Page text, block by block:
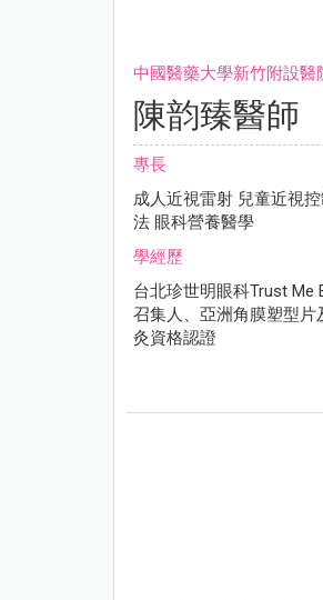
中國醫藥⼤學新⽵附設
陳韵臻醫師
專長
成⼈近視雷射 兒童近視
法 眼科營養醫學
學經歷
台北珍世明眼科Trust Me
召集⼈、亞洲⾓膜塑型
灸資格認證